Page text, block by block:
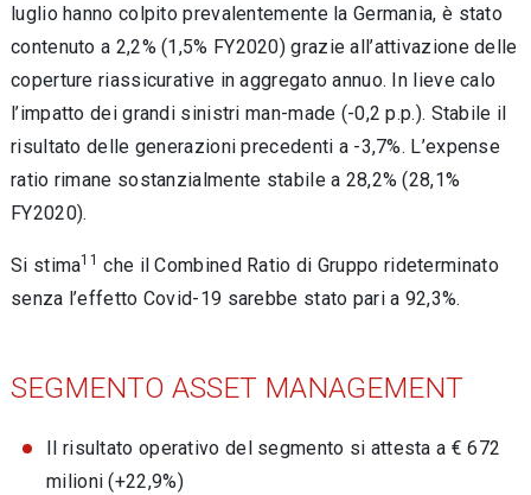
luglio hanno colpito prevalentemente la Germania, è stato
contenuto a 2,2% (1,5% FY2020) grazie all’attivazione delle
coperture riassicurative in aggregato annuo. In lieve calo
l’impatto dei grandi sinistri man-made (-0,2 p.p.). Stabile il
risultato delle generazioni precedenti a -3,7%. L’expense
ratio rimane sostanzialmente stabile a 28,2% (28,1%
FY2020).
Si stima11 che il Combined Ratio di Gruppo rideterminato
senza l’effetto Covid-19 sarebbe stato pari a 92,3%.
SEGMENTO ASSET MANAGEMENT
Il risultato operativo del segmento si attesta a € 672
milioni (+22,9%)